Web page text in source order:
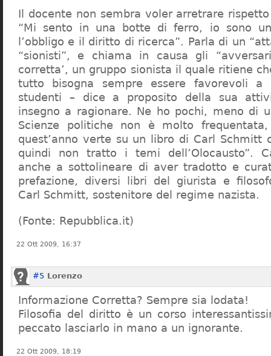
Il docente non sembra voler arretrare
“Mi sento in una botte di ferro, io sono
l’obbligo e il diritto di ricerca”. Parla di un
“sionisti”, e chiama in causa gli
corretta’, un gruppo sionista il quale ritiene
tutto bisogna sempre essere favorevoli a
studenti – dice a proposito della sua
insegno a ragionare. Ne ho pochi, meno di
Scienze politiche non è molto
quest’anno verte su un libro di Carl Schmitt
quindi non tratto i temi dell’Olocausto”.
anche a sottolineare di aver tradotto e
prefazione, diversi libri del giurista e
Carl Schmitt, sostenitore del regime nazista.
(Fonte: Repubblica.it)
22 Ott 2009, 16:37
#5 Lorenzo
Informazione Corretta? Sempre sia lodata!
Filosofia del diritto è un corso
peccato lasciarlo in mano a un ignorante.
22 Ott 2009, 18:19